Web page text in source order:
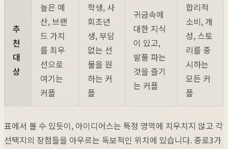
추
천
대
상
높은 예
산, 브랜
드 가치
를 최우
선으로
여기는
커플
학생, 사
회초년
생, 부담
없는 선
물을 원
하는 커
플
귀금속에
대한 지식
이 있고,
발품 파는
것을 즐기
는 커플
합리적
소비, 개
성, 스토
리를 중
시하는
모든 커
플
표에서 볼 수 있듯이, 아이디어스는 특정 영역에 치우치지 않고 각
선택지의 장점들을 아우르는 독보적인 위치에 있습니다. 종로3가